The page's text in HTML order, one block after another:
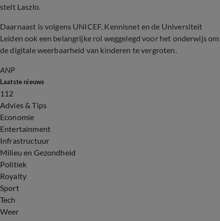
stelt Laszlo.
Daarnaast is volgens UNICEF, Kennisnet en de Universiteit
Leiden ook een belangrijke rol weggelegd voor het onderwijs om
de digitale weerbaarheid van kinderen te vergroten.
ANP
Laatste nieuws
112
Advies & Tips
Economie
Entertainment
Infrastructuur
Milieu en Gezondheid
Politiek
Royalty
Sport
Tech
Weer